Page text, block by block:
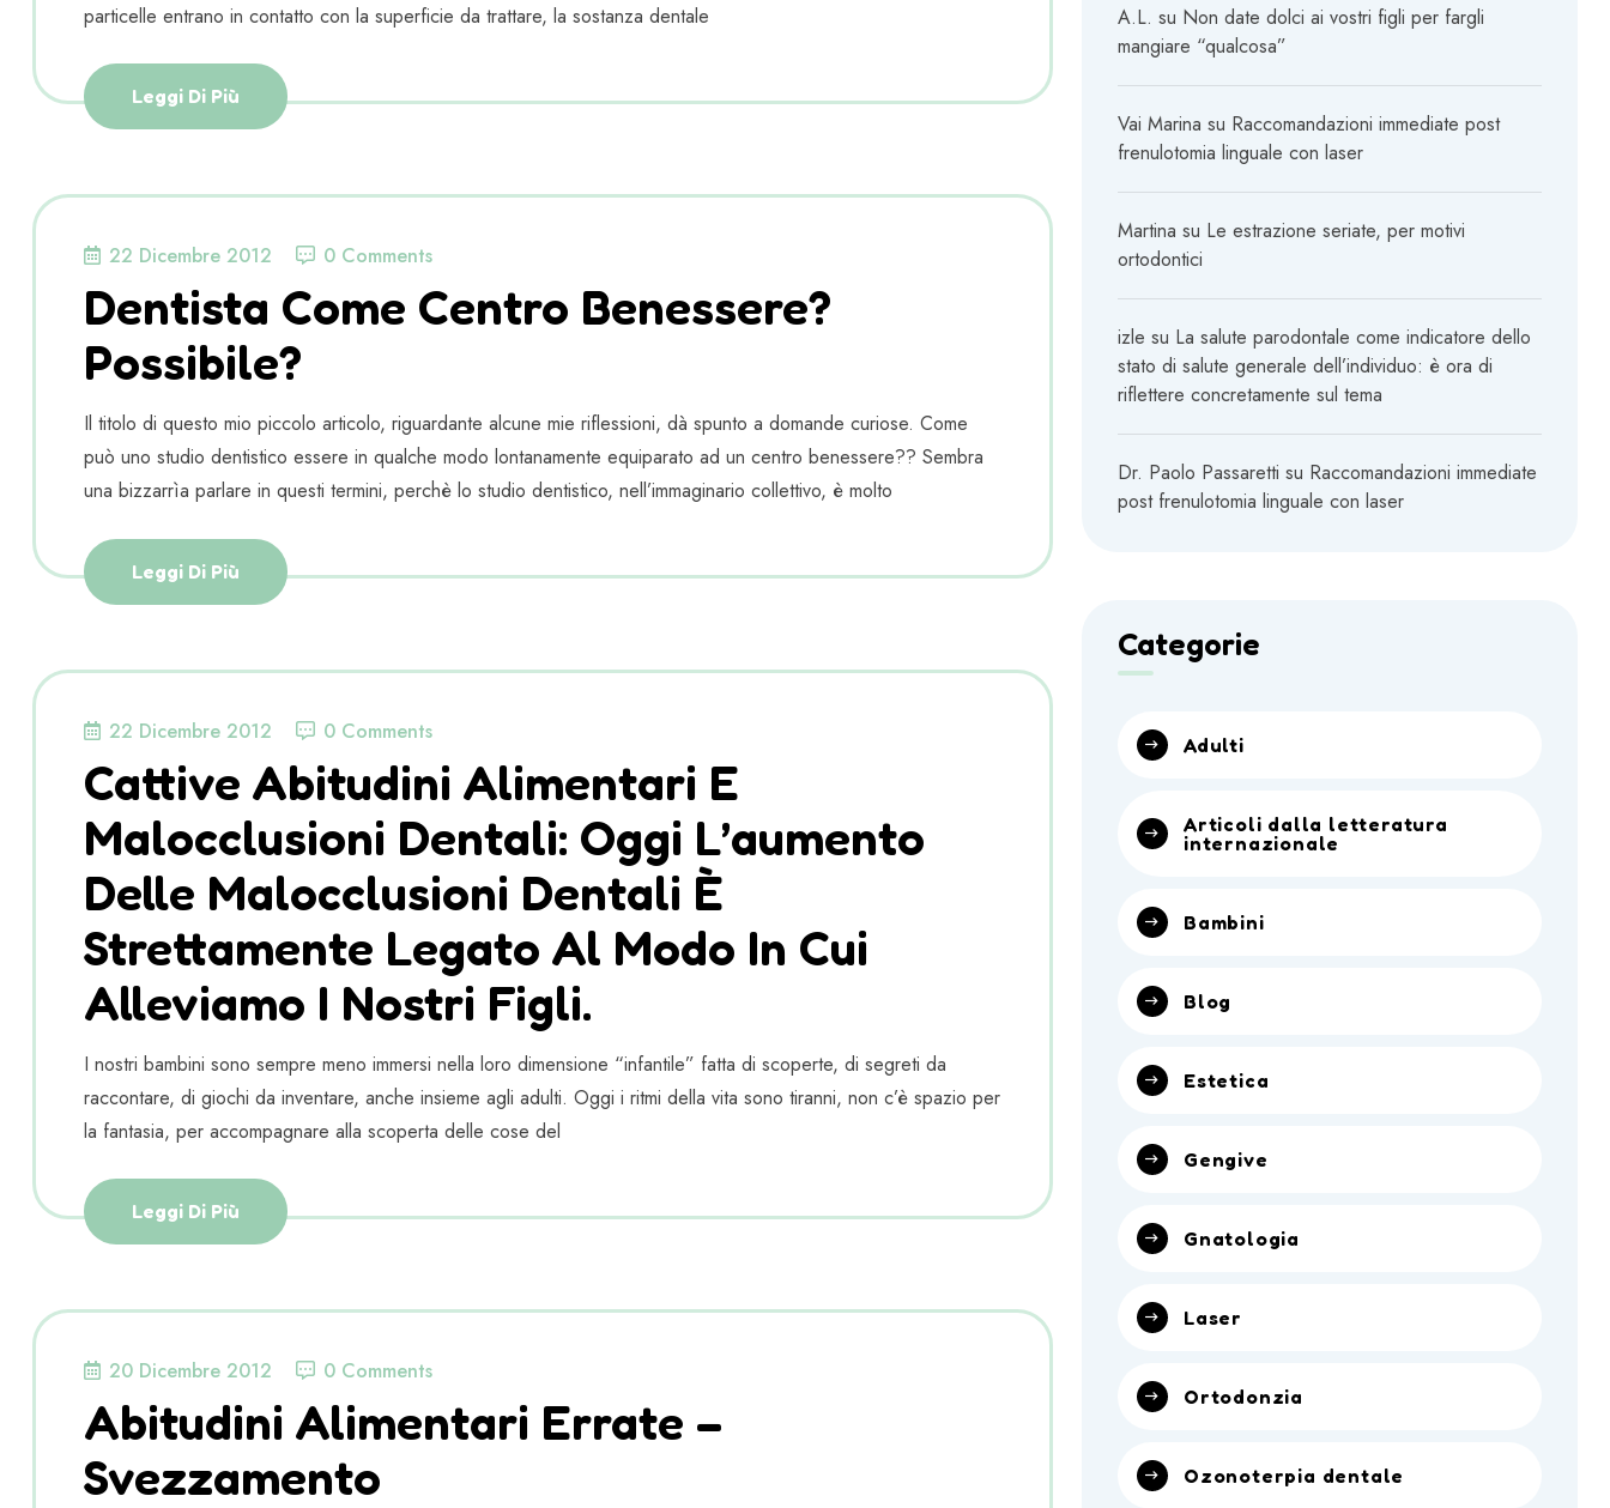
particelle entrano in contatto con la superficie da trattare, la sostanza dentale
Leggi Di Più
22 Dicembre 2012 0 Comments
Dentista Come Centro Benessere?
Possibile?
Il titolo di questo mio piccolo articolo, riguardante alcune mie riflessioni, dà spunto a domande curiose. Come
può uno studio dentistico essere in qualche modo lontanamente equiparato ad un centro benessere?? Sembra
una bizzarrìa parlare in questi termini, perchè lo studio dentistico, nell’immaginario collettivo, è molto
Leggi Di Più
22 Dicembre 2012 0 Comments
Cattive Abitudini Alimentari E
Malocclusioni Dentali: Oggi L’aumento
Delle Malocclusioni Dentali È
Strettamente Legato Al Modo In Cui
Alleviamo I Nostri Figli.
I nostri bambini sono sempre meno immersi nella loro dimensione “infantile” fatta di scoperte, di segreti da
raccontare, di giochi da inventare, anche insieme agli adulti. Oggi i ritmi della vita sono tiranni, non c’è spazio per
la fantasia, per accompagnare alla scoperta delle cose del
Leggi Di Più
20 Dicembre 2012 0 Comments
Abitudini Alimentari Errate –
Svezzamento
A.L. su Non date dolci ai vostri figli per fargli
mangiare “qualcosa”
Vai Marina su Raccomandazioni immediate post
frenulotomia linguale con laser
Martina su Le estrazione seriate, per motivi
ortodontici
izle su La salute parodontale come indicatore dello
stato di salute generale dell’individuo: è ora di
riflettere concretamente sul tema
Dr. Paolo Passaretti su Raccomandazioni immediate
post frenulotomia linguale con laser
Categorie
Adulti
Articoli dalla letteratura
internazionale
Bambini
Blog
Estetica
Gengive
Gnatologia
Laser
Ortodonzia
Ozonoterpia dentale